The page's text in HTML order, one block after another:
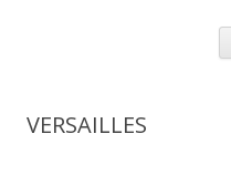
VERSAILLES